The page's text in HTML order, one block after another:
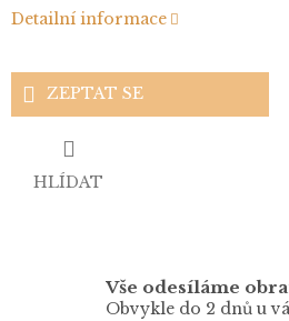
Detailní informace
ZEPTAT SE
HLÍDAT
Vše odesíláme
Obvykle do 2 dnů u